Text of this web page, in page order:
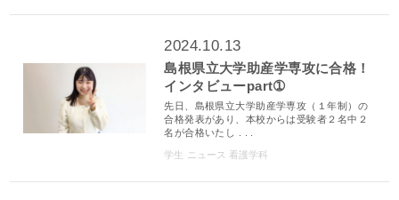
2024.10.13
島根県立大学助産学専攻に合格！
インタビューpart➀
先日、島根県立大学助産学専攻（１年制）の
合格発表があり、本校からは受験者２名中２
名が合格いたし . . .
学生 ニュース 看護学科